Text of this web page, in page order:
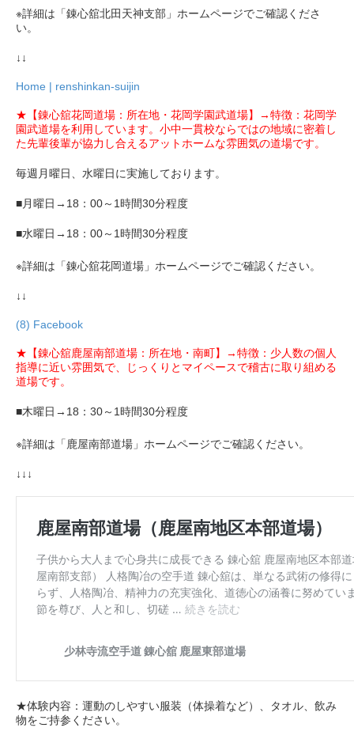
※詳細は「錬心舘北田天神支部」ホームページでご確認くださ
い。
↓↓
Home | renshinkan-suijin
★【錬心舘花岡道場：所在地・花岡学園武道場】→特徴：花岡学
園武道場を利用しています。小中一貫校ならではの地域に密着し
た先輩後輩が協力し合えるアットホームな雰囲気の道場です。
毎週月曜日、水曜日に実施しております。
■月曜日→18：00～1時間30分程度
■水曜日→18：00～1時間30分程度
※詳細は「錬心舘花岡道場」ホームページでご確認ください。
↓↓
(8) Facebook
★【錬心舘鹿屋南部道場：所在地・南町】→特徴：少人数の個人
指導に近い雰囲気で、じっくりとマイペースで稽古に取り組める
道場です。
■木曜日→18：30～1時間30分程度
※詳細は「鹿屋南部道場」ホームページでご確認ください。
↓↓↓
★体験内容：運動のしやすい服装（体操着など）、タオル、飲み
物をご持参ください。